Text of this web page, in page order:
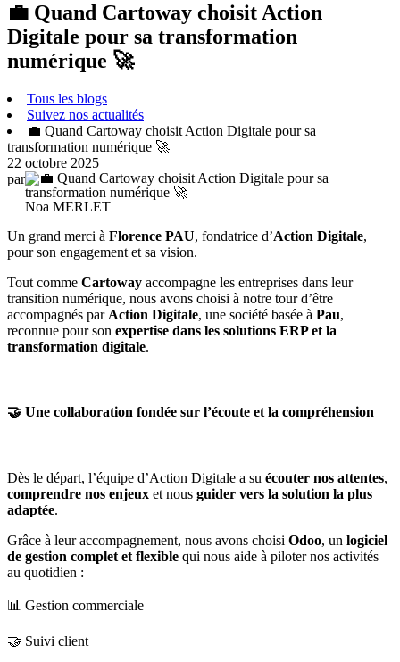
💼 Quand Cartoway choisit Action
Digitale pour sa transformation
numérique 🚀
Tous les blogs
Suivez nos actualités
💼 Quand Cartoway choisit Action Digitale pour sa
transformation numérique 🚀
22 octobre 2025
par
Noa MERLET
Un grand merci à Florence PAU, fondatrice d’Action Digitale,
pour son engagement et sa vision.
Tout comme Cartoway accompagne les entreprises dans leur
transition numérique, nous avons choisi à notre tour d’être
accompagnés par Action Digitale, une société basée à Pau,
reconnue pour son expertise dans les solutions ERP et la
transformation digitale.
🤝 Une collaboration fondée sur l’écoute et la compréhension
Dès le départ, l’équipe d’Action Digitale a su écouter nos attentes,
comprendre nos enjeux et nous guider vers la solution la plus
adaptée.
Grâce à leur accompagnement, nous avons choisi Odoo, un logiciel
de gestion complet et flexible qui nous aide à piloter nos activités
au quotidien :
📊 Gestion commerciale
🤝 Suivi client